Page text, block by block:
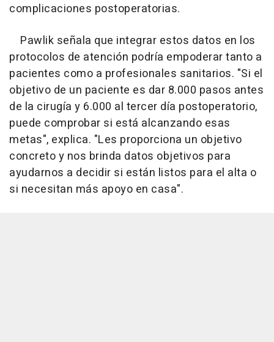
complicaciones postoperatorias.
Pawlik señala que integrar estos datos en los
protocolos de atención podría empoderar tanto a
pacientes como a profesionales sanitarios. "Si el
objetivo de un paciente es dar 8.000 pasos antes
de la cirugía y 6.000 al tercer día postoperatorio,
puede comprobar si está alcanzando esas
metas", explica. "Les proporciona un objetivo
concreto y nos brinda datos objetivos para
ayudarnos a decidir si están listos para el alta o
si necesitan más apoyo en casa".